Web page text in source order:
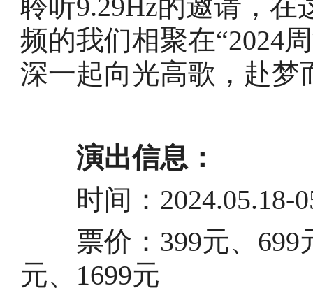
聆听9.29Hz的邀请，
频的我们相聚在“2024
深一起向光高歌，赴梦
演出信息：
时间：2024.05.18-
票价：399元、699
元、1699元